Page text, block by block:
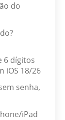
do
6 dígitos
iOS 18/26
senha,
iPad